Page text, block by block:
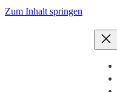
Zum
Zum Inhalt springen